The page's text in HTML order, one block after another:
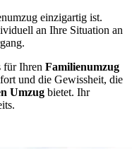
einzigartig ist.
an Ihre Situation an
für Ihren Familienumzug
und die Gewissheit, die
Umzug bietet. Ihr